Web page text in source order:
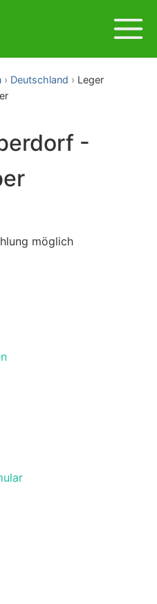
Deutschland
Leger
-
möglich